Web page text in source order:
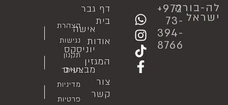
לה-בורה
ישראל
⁦+972
73-
394-
8766
דף
בית
אודות
המגזין
צור
קשר
גבר
אישה
יוניסקס
מבצעים
הצהרת
נגישות
תקנון
האתר
מדיניות
פרטיות